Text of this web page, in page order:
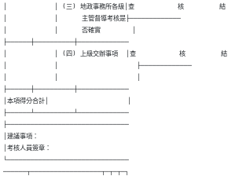
│            │ (三) 地政事務所各級│查           核         結
│            │      主管督導考核是├─────────────
│            │      否確實        │
├──────┼──────────┼─────────────
│            │ (四) 上級交辦事項  │查           核         結
│            │                    ├─────────────
├──────┼──────────┼─────────────
│本項得分合計│                    │
├──────┴──────────┴─────────────
├───────────────────────────────
│建議事項：
│考核人員簽章：
└───────────────────────────────
──────┬──────────────────┬─┬─┬─┐